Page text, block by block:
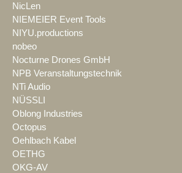
NicLen
NIEMEIER Event Tools
NIYU.productions
nobeo
Nocturne Drones GmbH
NPB Veranstaltungstechnik
NTi Audio
NÜSSLI
Oblong Industries
Octopus
Oehlbach Kabel
OETHG
OKG-AV